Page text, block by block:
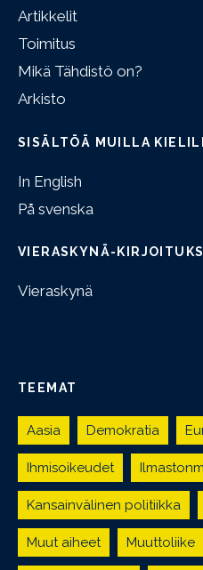
Artikkelit
Toimitus
Mikä Tähdistö on?
Arkisto
SISÄLTÖÄ MUILLA
In English
På svenska
VIERASKYNÄ-
Vieraskynä
TEEMAT
Aasia Demokratia
Ihmisoikeudet
Kansainvälinen politiikka
Muut aiheet Muuttoliike